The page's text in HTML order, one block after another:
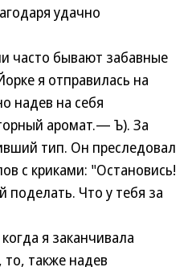
удачно
часто бывают забавные
я отправилась на
надев на себя
аромат.— Ъ). За
тип. Он преследовал
с криками: "Остановись!
поделать. Что у тебя за
я заканчивала
также надев